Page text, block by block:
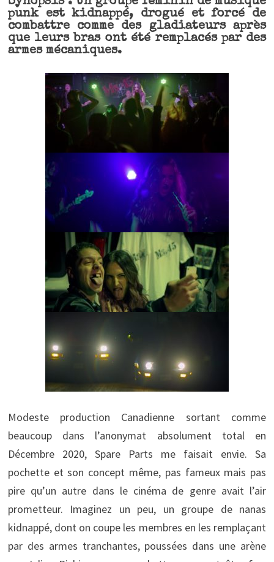
punk est kidnappé, drogué et forcé de
combattre comme des gladiateurs après
que leurs bras ont été remplacés par des
armes mécaniques.
Modeste production Canadienne sortant comme
beaucoup dans l’anonymat absolument total en
Décembre 2020, Spare Parts me faisait envie. Sa
pochette et son concept même, pas fameux mais pas
pire qu’un autre dans le cinéma de genre avait l’air
prometteur. Imaginez un peu, un groupe de nanas
kidnappé, dont on coupe les membres en les remplaçant
par des armes tranchantes, poussées dans une arène